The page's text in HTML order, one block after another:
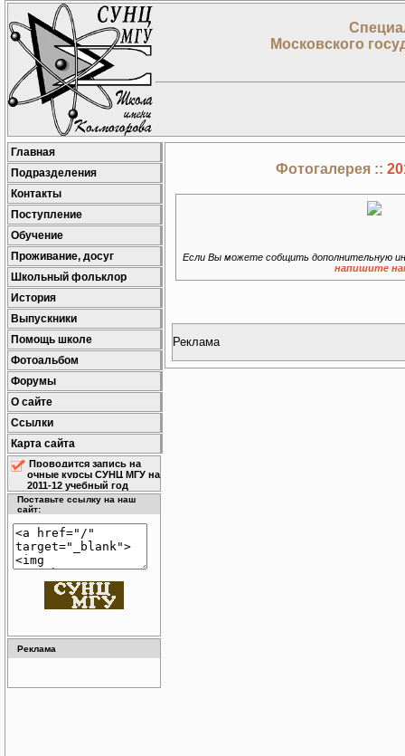
Московского
Главная
Подразделения
Контакты
Поступление
Обучение
Проживание, досуг
Школьный фольклор
История
Выпускники
Помощь школе
Фотоальбом
Форумы
О сайте
Ссылки
Карта сайта
Проводится запись на
очные курсы СУНЦ МГУ на
2011-12 учебный год
Поставьте ссылку на наш
сайт:
Реклама
Фотогалерея ::
Если Вы можете собщить дополнительную
напишите
Реклама